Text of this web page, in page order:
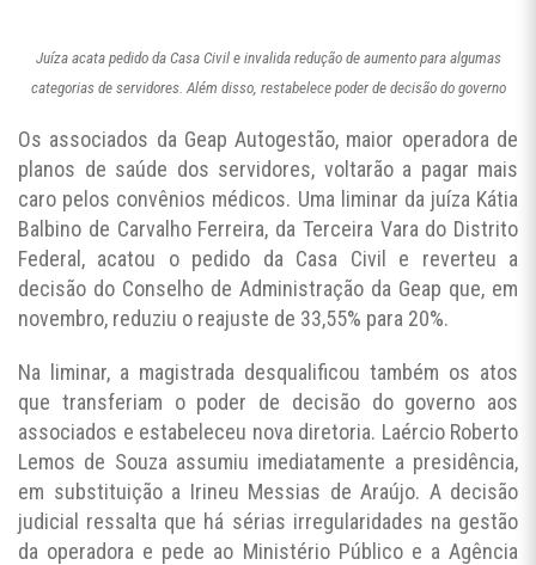
Juíza acata pedido da Casa Civil e invalida redução de aumento para algumas
categorias de servidores. Além disso, restabelece poder de decisão do governo
Os associados da Geap Autogestão, maior operadora de
planos de saúde dos servidores, voltarão a pagar mais
caro pelos convênios médicos. Uma liminar da juíza Kátia
Balbino de Carvalho Ferreira, da Terceira Vara do Distrito
Federal, acatou o pedido da Casa Civil e reverteu a
decisão do Conselho de Administração da Geap que, em
novembro, reduziu o reajuste de 33,55% para 20%.
Na liminar, a magistrada desqualificou também os atos
que transferiam o poder de decisão do governo aos
associados e estabeleceu nova diretoria. Laércio Roberto
Lemos de Souza assumiu imediatamente a presidência,
em substituição a Irineu Messias de Araújo. A decisão
judicial ressalta que há sérias irregularidades na gestão
da operadora e pede ao Ministério Público e a Agência